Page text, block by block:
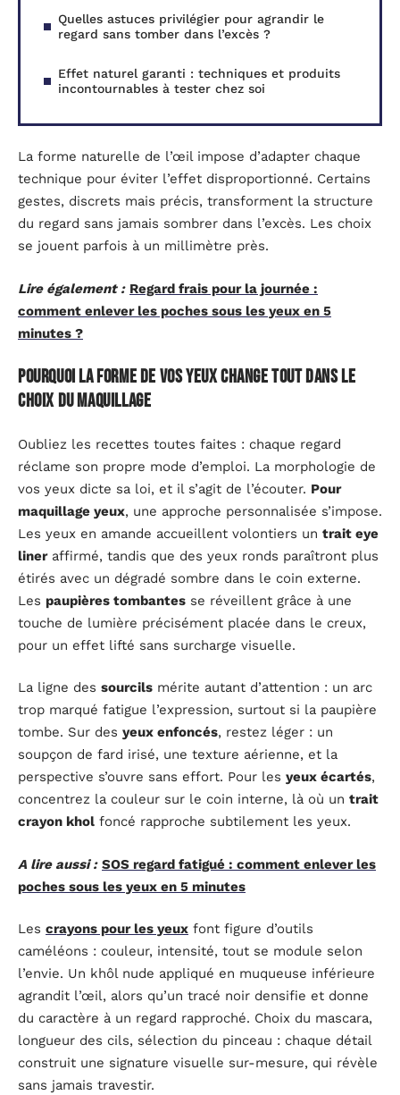
Quelles astuces privilégier pour agrandir le
regard sans tomber dans l’excès ?
Effet naturel garanti : techniques et produits
incontournables à tester chez soi
La forme naturelle de l’œil impose d’adapter chaque
technique pour éviter l’effet disproportionné. Certains
gestes, discrets mais précis, transforment la structure
du regard sans jamais sombrer dans l’excès. Les choix
se jouent parfois à un millimètre près.
Lire également : Regard frais pour la journée :
comment enlever les poches sous les yeux en 5
minutes ?
Pourquoi la forme de vos yeux change tout dans le
choix du maquillage
Oubliez les recettes toutes faites : chaque regard
réclame son propre mode d’emploi. La morphologie de
vos yeux dicte sa loi, et il s’agit de l’écouter. Pour
maquillage yeux, une approche personnalisée s’impose.
Les yeux en amande accueillent volontiers un trait eye
lineraffirmé, tandis que des yeux ronds paraîtront plus
étirés avec un dégradé sombre dans le coin externe.
Les paupières tombantes se réveillent grâce à une
touche de lumière précisément placée dans le creux,
pour un effet lifté sans surcharge visuelle.
La ligne des sourcils mérite autant d’attention : un arc
trop marqué fatigue l’expression, surtout si la paupière
tombe. Sur des yeux enfoncés, restez léger : un
soupçon de fard irisé, une texture aérienne, et la
perspective s’ouvre sans effort. Pour les yeux écartés,
concentrez la couleur sur le coin interne, là où un trait
crayon khol foncé rapproche subtilement les yeux.
A lire aussi : SOS regard fatigué : comment enlever les
poches sous les yeux en 5 minutes
Les crayons pour les yeux font figure d’outils
caméléons : couleur, intensité, tout se module selon
l’envie. Un khôl nude appliqué en muqueuse inférieure
agrandit l’œil, alors qu’un tracé noir densifie et donne
du caractère à un regard rapproché. Choix du mascara,
longueur des cils, sélection du pinceau : chaque détail
construit une signature visuelle sur-mesure, qui révèle
sans jamais travestir.